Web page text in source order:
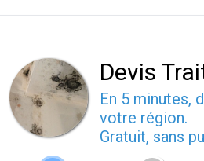
Devis
En 5 minutes,
votre région.
Gratuit, sans